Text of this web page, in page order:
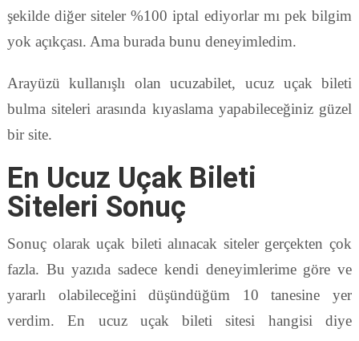
şekilde diğer siteler %100 iptal ediyorlar mı pek bilgim
yok açıkçası. Ama burada bunu deneyimledim.
Arayüzü kullanışlı olan ucuzabilet, ucuz uçak bileti
bulma siteleri arasında kıyaslama yapabileceğiniz güzel
bir site.
En Ucuz Uçak Bileti
Siteleri Sonuç
Sonuç olarak uçak bileti alınacak siteler gerçekten çok
fazla. Bu yazıda sadece kendi deneyimlerime göre ve
yararlı olabileceğini düşündüğüm 10 tanesine yer
verdim. En ucuz uçak bileti sitesi hangisi diye